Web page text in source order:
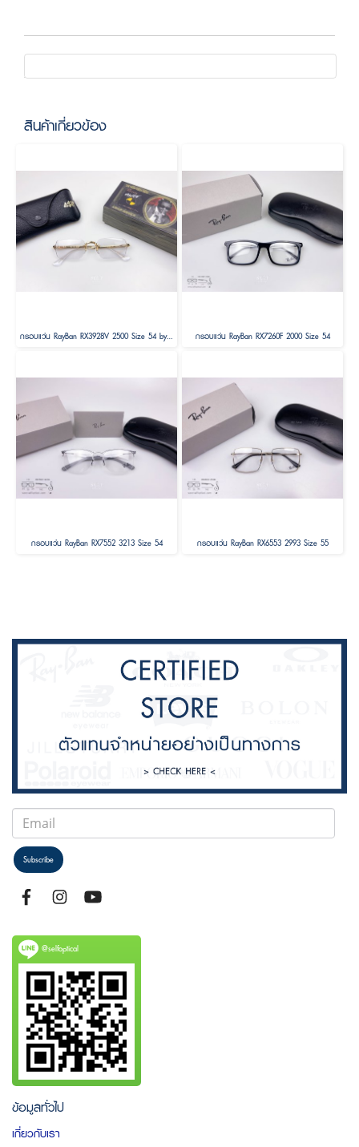
สินค้าเกี่ยวข้อง
กรอบแว่น RayBan RX3928V 2500 Size 54 by A$AP ASAP Rocky กรอบแว่น RayBan RX7260F 2000 Size 54
กรอบแว่น RayBan RX7552 3213 Size 54 กรอบแว่น RayBan RX6553 2993 Size 55
Subscribe
@selfoptical
ข้อมูลทั่วไป
เกี่ยวกับเรา